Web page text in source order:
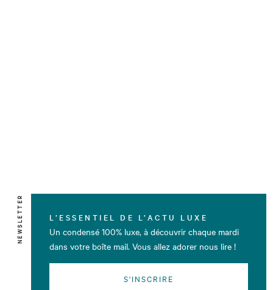
NEWSLETTER L’ESSENTIEL DE L’ACTU LUXE
Un condensé 100% luxe, à découvrir chaque mardi
dans votre boîte mail. Vous allez adorer nous lire !
S'INSCRIRE